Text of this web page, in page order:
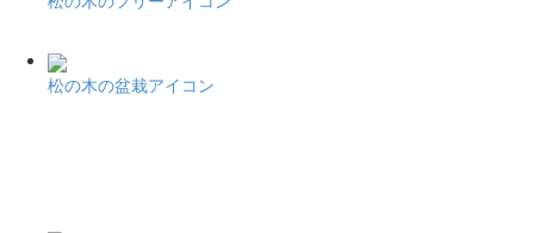
松の木の盆栽アイコン